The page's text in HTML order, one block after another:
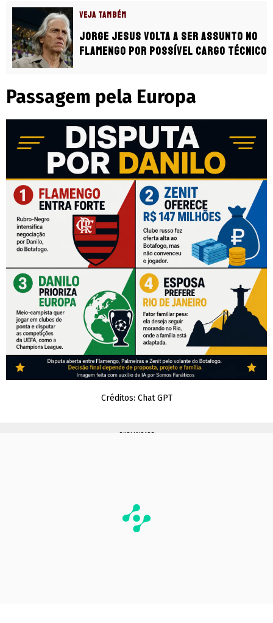
VEJA TAMBÉM
Jorge Jesus volta a ser assunto no
Flamengo por possível cargo técnico
Passagem pela Europa
Créditos: Chat GPT
PUBLICIDADE